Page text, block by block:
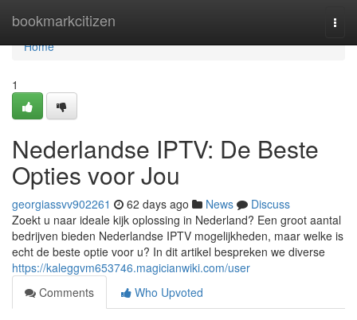
bookmarkcitizen
Home
Home
1
Nederlandse IPTV: De Beste
Opties voor Jou
georgiassvv902261 62 days ago News
Discuss
Zoekt u naar ideale kijk oplossing in Nederland? Een groot aantal
bedrijven bieden Nederlandse IPTV mogelijkheden, maar welke is
echt de beste optie voor u? In dit artikel bespreken we diverse
https://kaleggvm653746.magicianwiki.com/user
Comments
Who Upvoted